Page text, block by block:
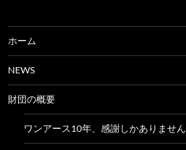
ホーム
NEWS
財団の概要
ワンアース10年、感謝しかありません